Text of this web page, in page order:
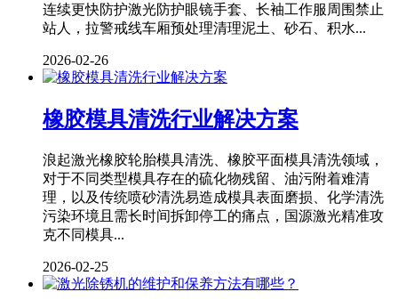
连续更快防护激光防护眼镜手套、长袖工作服周围禁止
站人，拉警戒线车厢预处理清理泥土、砂石、积水...
2026-02-26
橡胶模具清洗行业解决方案
浪起激光橡胶轮胎模具清洗、橡胶平面模具清洗领域，
对于不同类型模具存在的硫化物残留、油污附着难清
理，以及传统喷砂清洗易造成模具表面磨损、化学清洗
污染环境且需长时间拆卸停工的痛点，国源激光精准攻
克不同模具...
2026-02-25